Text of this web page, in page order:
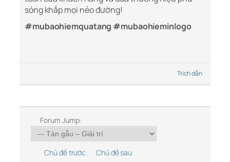
sóng khắp mọi nẻo đường!
#mubaohiemquatang #mubaohieminlogo
Trích dẫn
Forum Jump:
Chủ đề trước Chủ đề sau